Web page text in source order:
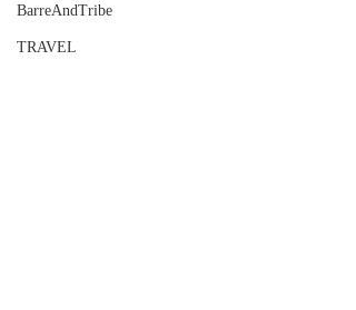
BarreAndTribe
TRAVEL